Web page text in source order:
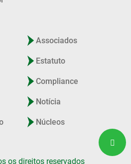
Associados
Estatuto
Compliance
Notícia
Núcleos
os direitos reservados